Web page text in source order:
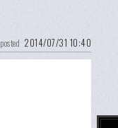
posted 2014/07/31 10:40